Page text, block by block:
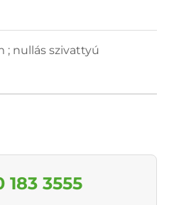
; nullás szivattyú
183 3555